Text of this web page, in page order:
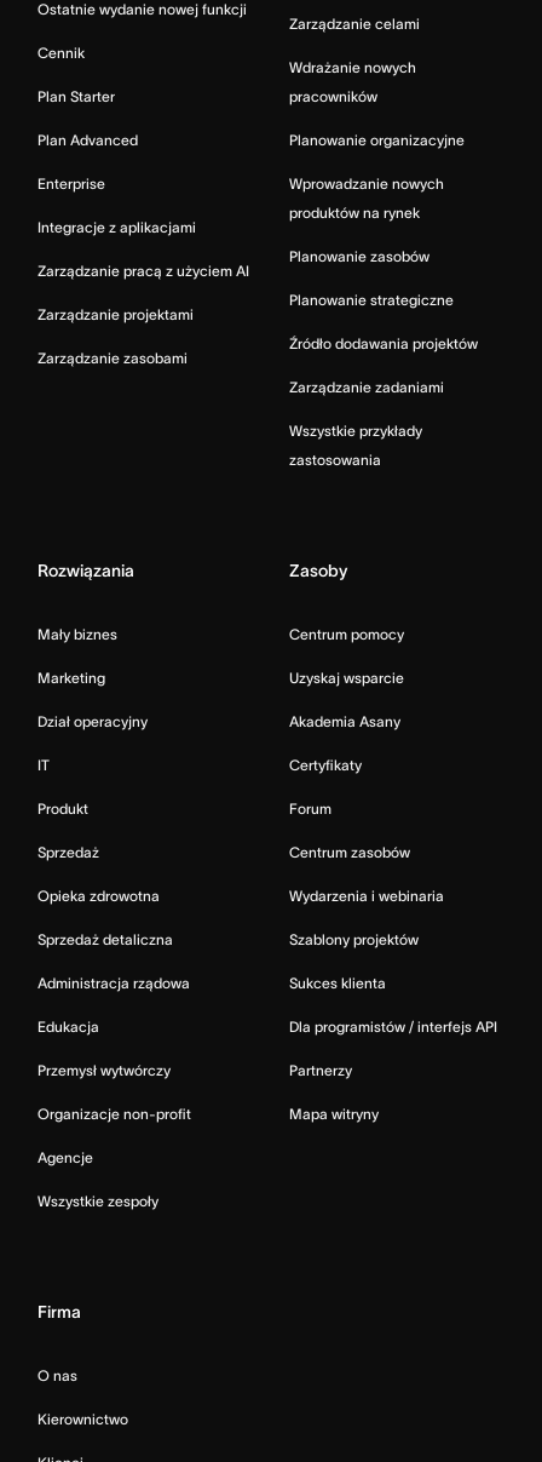
Ostatnie wydanie nowej funkcji
Cennik
Plan Starter
Plan Advanced
Enterprise
Integracje z aplikacjami
Zarządzanie pracą z użyciem AI
Zarządzanie projektami
Zarządzanie zasobami
Zarządzanie celami
Wdrażanie nowych
pracowników
Planowanie organizacyjne
Wprowadzanie nowych
produktów na rynek
Planowanie zasobów
Planowanie strategiczne
Źródło dodawania projektów
Zarządzanie zadaniami
Wszystkie przykłady
zastosowania
Rozwiązania
Mały biznes
Marketing
Dział operacyjny
IT
Produkt
Sprzedaż
Opieka zdrowotna
Sprzedaż detaliczna
Administracja rządowa
Edukacja
Przemysł wytwórczy
Organizacje non-profit
Agencje
Wszystkie zespoły
Zasoby
Centrum pomocy
Uzyskaj wsparcie
Akademia Asany
Certyfikaty
Forum
Centrum zasobów
Wydarzenia i webinaria
Szablony projektów
Sukces klienta
Dla programistów / interfejs API
Partnerzy
Mapa witryny
Firma
O nas
Kierownictwo